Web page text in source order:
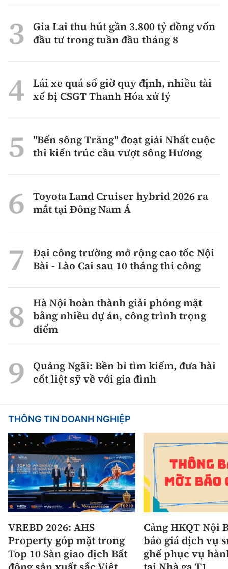
Gia Lai thu hút gần 3.800 tỷ đồng vốn
đầu tư trong tuần đầu tháng 8
Lái xe quá số giờ quy định, nhiều tài
xế bị CSGT Thanh Hóa xử lý
"Bến sông Trăng" đoạt giải Nhất cuộc
thi kiến trúc cầu vượt sông Hương
Toyota Land Cruiser hybrid 2026 ra
mắt tại Đông Nam Á
Đại công trường mở rộng cao tốc Nội
Bài - Lào Cai sau 10 tháng thi công
Hà Nội hoàn thành giải phóng mặt
bằng nhiều dự án, công trình trọng
điểm
Quảng Ngãi: Bền bỉ tìm kiếm, đưa hài
cốt liệt sỹ về với gia đình
THÔNG TIN DOANH NGHIỆP
VREBD 2026: AHS
Property góp mặt trong
Top 10 Sàn giao dịch Bất
Cảng HKQT Nội
báo giá dịch vụ
ghế phục vụ